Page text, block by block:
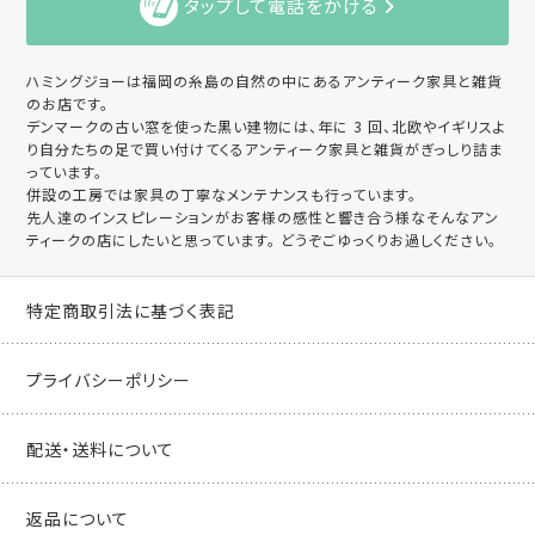
タップして電話をかける
ハミングジョーは福岡の糸島の自然の中にあるアンティーク家具と雑貨
のお店です。
デンマークの古い窓を使った黒い建物には、年に 3 回、北欧やイギリスよ
り自分たちの足で買い付けてくるアンティーク家具と雑貨がぎっしり詰ま
っています。
併設の工房では家具の丁寧なメンテナンスも行っています。
先人達のインスピレーションがお客様の感性と響き合う様なそんなアン
ティークの店にしたいと思っています。 どうぞごゆっくりお過しください。
特定商取引法に基づく表記
プライバシーポリシー
配送・送料について
返品について